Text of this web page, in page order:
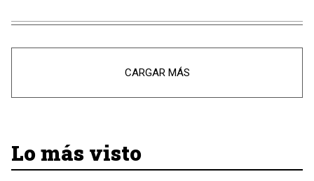
CARGAR MÁS
Lo más visto